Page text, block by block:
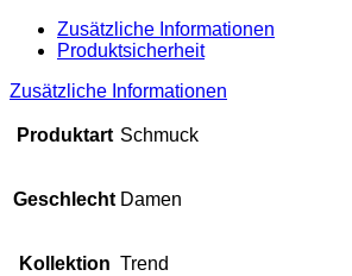
Zusätzliche Informationen
Produktsicherheit
Zusätzliche Informationen
Produktart Schmuck
Geschlecht Damen
Kollektion Trend